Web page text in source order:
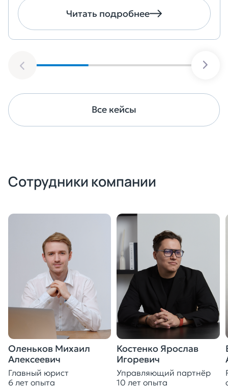
Читать подробнее
Все кейсы
Сотрудники компании
Оленьков Михаил
Алексеевич
Главный юрист
6 лет опыта
Костенко Ярослав
Игоревич
Управляющий партнёр
10 лет опыта